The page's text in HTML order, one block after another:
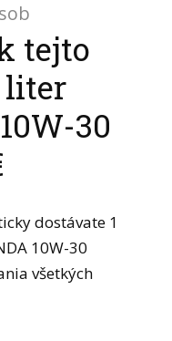
tejto
liter
30
dostávate 1
10W-30
všetkých